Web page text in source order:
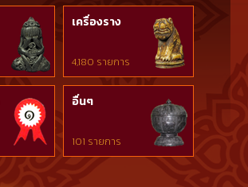
เครื่องราง
4,180 รายการ
อื่นๆ
101 รายการ